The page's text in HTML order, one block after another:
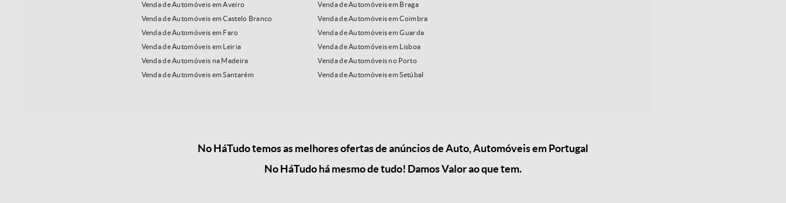
Venda de Automóveis em Aveiro
Venda de Automóveis em Braga
Venda de Automóveis em Castelo Branco
Venda de Automóveis em Coimbra
Venda de Automóveis em Faro
Venda de Automóveis em Guarda
Venda de Automóveis em Leiria
Venda de Automóveis em Lisboa
Venda de Automóveis na Madeira
Venda de Automóveis no Porto
Venda de Automóveis em Santarém
Venda de Automóveis em Setúbal
No HáTudo temos as melhores ofertas de anúncios de Auto, Automóveis em Portugal
No HáTudo há mesmo de tudo! Damos Valor ao que tem.